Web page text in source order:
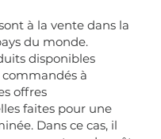
à la vente dans la
du monde.
disponibles
à
offres
faites pour une
Dans ce cas, il